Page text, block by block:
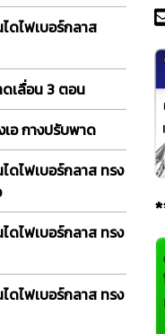
ดไฟเบอร์กลาส
เลื่อน 3 ตอน
อ กางปรับพาด
ดไฟเบอร์กลาส ทรง
ดไฟเบอร์กลาส ทรง
ดไฟเบอร์กลาส ทรง